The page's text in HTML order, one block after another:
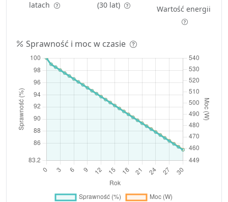
latach (30 lat) Wartość energii
Sprawność i moc w czasie